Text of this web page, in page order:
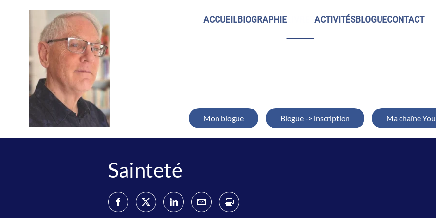
ACCUEILBIOGRAPHIELIVRES ACTIVITÉSBLOGUECONTACT
Mon blogue Blogue -> inscription Ma chaîne
Sainteté